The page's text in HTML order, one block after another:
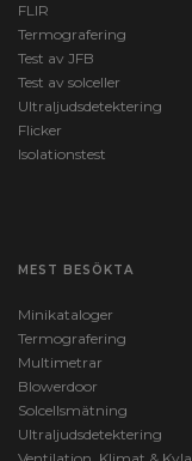
FLIR
Termografering
Test av JFB
Test av solceller
Ultraljudsdetektering
Flicker
Isolationstest
MEST BESÖKTA
Minikataloger
Termografering
Multimetrar
Blowerdoor
Solcellsmätning
Ultraljudsdetektering